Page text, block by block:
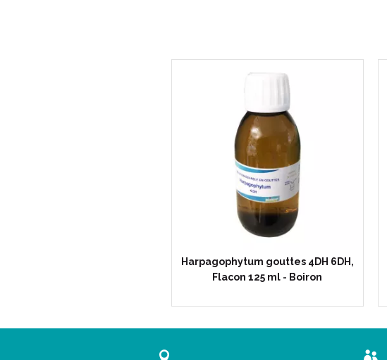
Harpagophytum gouttes 4DH 6DH,
Flacon 125 ml - Boiron